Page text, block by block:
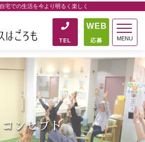
宅での生活を今より明るく楽しく
TEL
WEB
応募 MENU
コンセプト